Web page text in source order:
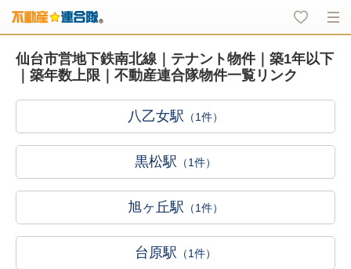
仙台市営地下鉄南北線｜テナント物件｜築1年以下
｜築年数上限｜不動産連合隊物件一覧リンク
八乙女駅 （1件）
黒松駅 （1件）
旭ヶ丘駅 （1件）
台原駅 （1件）